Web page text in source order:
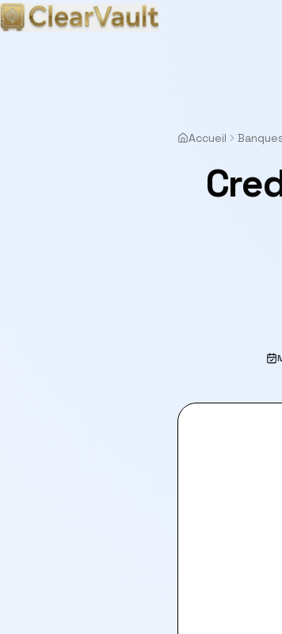
Accueil